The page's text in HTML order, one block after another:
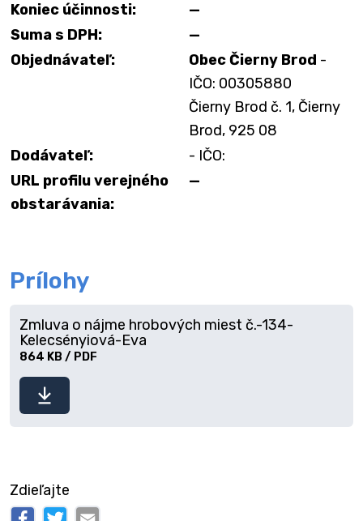
Koniec účinnosti:
—
Suma s DPH:
—
Objednávateľ:
Obec Čierny Brod -
IČO: 00305880
Čierny Brod č. 1, Čierny
Brod, 925 08
Dodávateľ:
- IČO:
URL profilu verejného
obstarávania:
—
Prílohy
súbor
Zmluva o nájme hrobových miest č.-134-
Kelecsényiová-Eva
864 KB / PDF
Zdieľajte